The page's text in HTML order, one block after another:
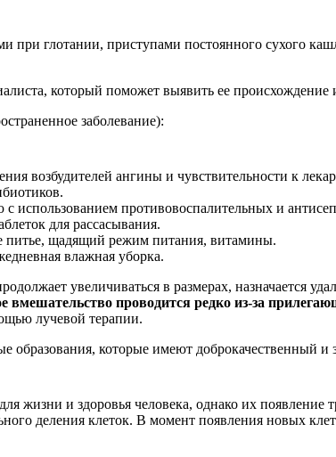
глотании, приступами постоянного сухого
который поможет выявить ее происхождение
заболевание):
возбудителей ангины и чувствительности к
противовоспалительных и
для рассасывания.
питье, щадящий режим питания, витамины.
влажная уборка.
увеличиваться в размерах, назначается
вмешательство проводится редко из-за
лучевой терапии.
которые имеют доброкачественный и
жизни и здоровья человека, однако их появление
деления клеток. В момент появления новых